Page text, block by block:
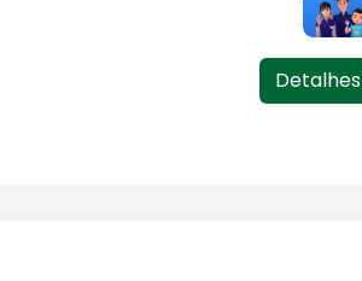
Detalhes